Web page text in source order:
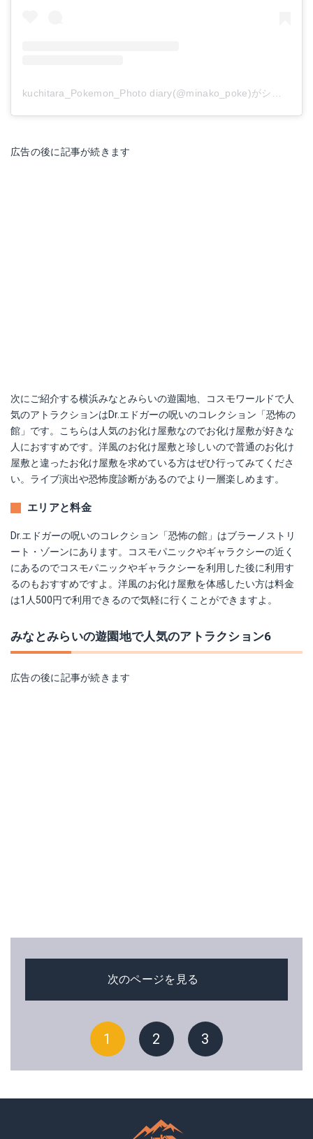
kuchitara_Pokemon_Photo diary(@minako_poke)がシェアした投稿
広告の後に記事が続きます
次にご紹介する横浜みなとみらいの遊園地、コスモワールドで人
気のアトラクションはDr.エドガーの呪いのコレクション「恐怖の
館」です。こちらは人気のお化け屋敷なのでお化け屋敷が好きな
人におすすめです。洋風のお化け屋敷と珍しいので普通のお化け
屋敷と違ったお化け屋敷を求めている方はぜひ行ってみてくださ
い。ライブ演出や恐怖度診断があるのでより一層楽しめます。
エリアと料金
Dr.エドガーの呪いのコレクション「恐怖の館」はブラーノストリ
ート・ゾーンにあります。コスモパニックやギャラクシーの近く
にあるのでコスモパニックやギャラクシーを利用した後に利用す
るのもおすすめですよ。洋風のお化け屋敷を体感したい方は料金
は1人500円で利用できるので気軽に行くことができますよ。
みなとみらいの遊園地で人気のアトラクション6
広告の後に記事が続きます
次のページを見る
1 2 3